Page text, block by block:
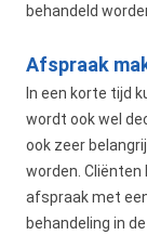
behandeld
Afspraak
In een korte tijd
wordt ook wel
ook zeer
worden. Cliënten
afspraak met
behandeling in